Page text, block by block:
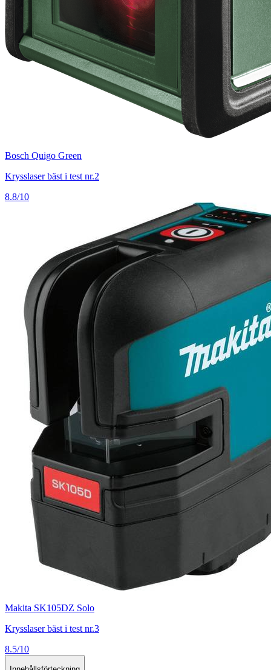
Bosch Quigo Green
Krysslaser bäst i test nr.2
8.8/10
Makita SK105DZ Solo
Krysslaser bäst i test nr.3
8.5/10